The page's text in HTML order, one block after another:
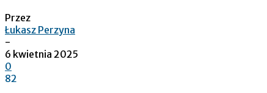
Przez
Łukasz Perzyna
-
6 kwietnia 2025
0
82